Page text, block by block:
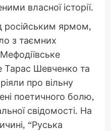
власної історії.
російським ярмом,
з таємних
Тарас Шевченко та
про вільну
поетичного болю,
свідомості. На
“Руська